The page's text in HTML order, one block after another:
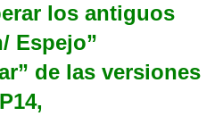
los antiguos
Espejo”
de las versiones